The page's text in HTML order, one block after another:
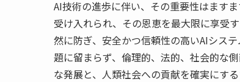
AI技術の進歩に伴い、その重要性はます
受け入れられ、その恩恵を最大限に享受
然に防ぎ、安全かつ信頼性の高いAIシス
題に留まらず、倫理的、法的、社会的な
な発展と、人類社会への貢献を確実にす